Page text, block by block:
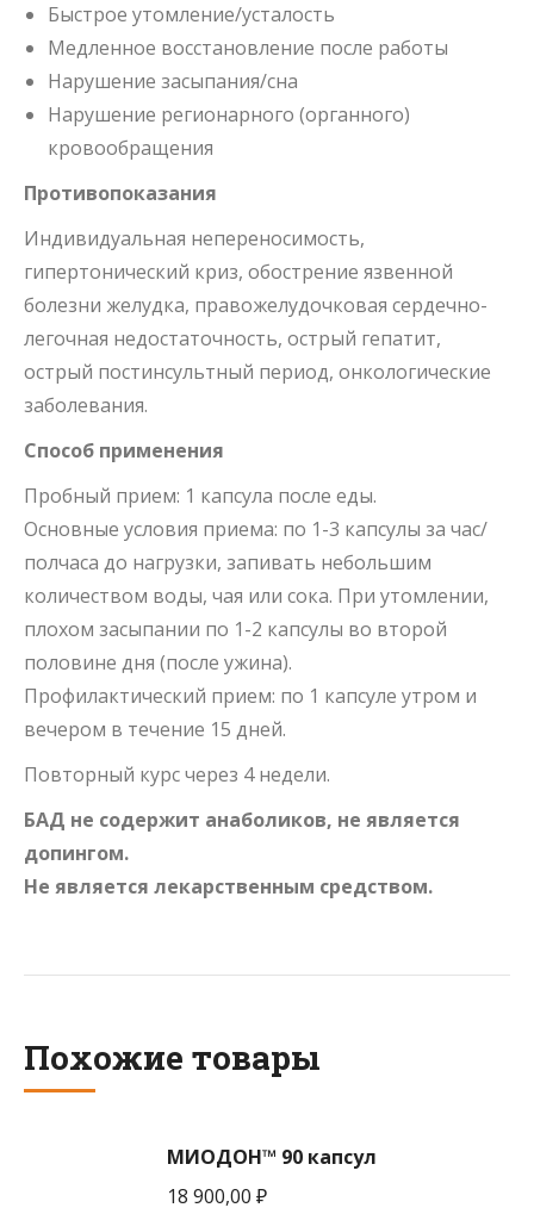
Быстрое утомление/усталость
Медленное восстановление после работы
Нарушение засыпания/сна
Нарушение регионарного (органного)
кровообращения
Противопоказания
Индивидуальная непереносимость,
гипертонический криз, обострение язвенной
болезни желудка, правожелудочковая сердечно-
легочная недостаточность, острый гепатит,
острый постинсультный период, онкологические
заболевания.
Способ применения
Пробный прием: 1 капсула после еды.
Основные условия приема: по 1-3 капсулы за час/
полчаса до нагрузки, запивать небольшим
количеством воды, чая или сока. При утомлении,
плохом засыпании по 1-2 капсулы во второй
половине дня (после ужина).
Профилактический прием: по 1 капсуле утром и
вечером в течение 15 дней.
Повторный курс через 4 недели.
БАД не содержит анаболиков, не является
допингом.
Не является лекарственным средством.
Похожие товары
МИОДОН™ 90 капсул
18 900,00 ₽